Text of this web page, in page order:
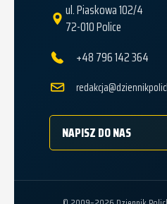
ul. Piaskowa 102/4
72-010 Police
+48 796 142 364
NAPISZ DO NAS